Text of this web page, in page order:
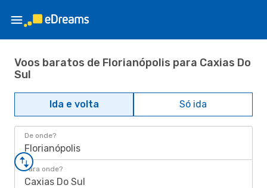
Voos baratos de Florianópolis para Caxias Do
Sul
Ida e volta Só ida
De onde?
Florianópolis
Para onde?
Caxias Do Sul